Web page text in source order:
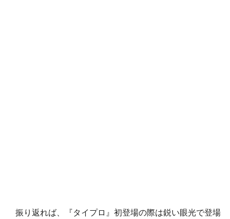
振り返れば、『タイプロ』初登場の際は鋭い眼光で登場